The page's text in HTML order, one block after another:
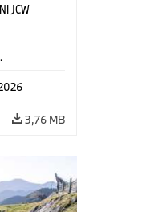
JCW
·
3,76 MB